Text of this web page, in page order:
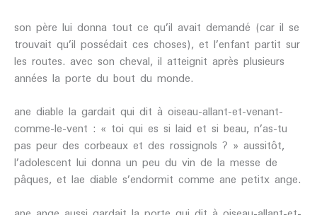
son père lui donna tout ce qu’il avait demandé (car il se
trouvait qu’il possédait ces choses), et l’enfant partit sur
les routes. avec son cheval, il atteignit après plusieurs
années la porte du bout du monde.
ane diable la gardait qui dit à oiseau-allant-et-venant-
comme-le-vent : « toi qui es si laid et si beau, n’as-tu
pas peur des corbeaux et des rossignols ? » aussitôt,
l’adolescent lui donna un peu du vin de la messe de
pâques, et lae diable s’endormit comme ane petitx ange.